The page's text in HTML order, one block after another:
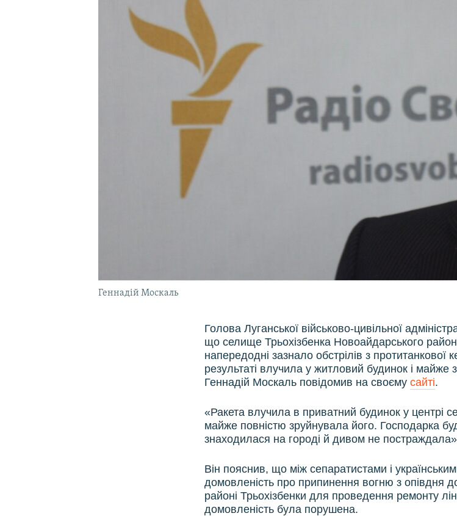
Геннадій Москаль
Голова Луганської військово-цивільної
що селище Трьохізбенка Новоайдарського
напередодні зазнало обстрілів з протитанкової
результаті влучила у житловий будинок і майже
Геннадій Москаль повідомив на своємусайті.
«Ракета влучила в приватний будинок у центрі
майже повністю зруйнувала його. Господарка
знаходилася на городі й дивом не
Він пояснив, що між сепаратистами і
домовленість про припинення вогню з опівдня
районі Трьохізбенки для проведення ремонту
домовленість була порушена.